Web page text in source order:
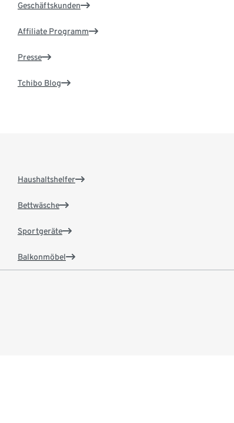
Geschäftskunden
Affiliate Programm
Presse
Tchibo Blog
Haushaltshelfer
Bettwäsche
Sportgeräte
Balkonmöbel